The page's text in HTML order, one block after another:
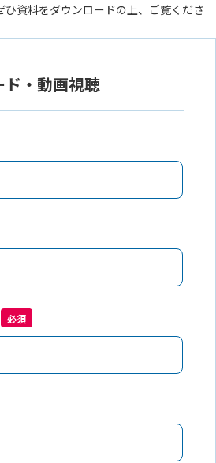
ひ資料をダウンロードの上、ご覧くださ
・動画視聴